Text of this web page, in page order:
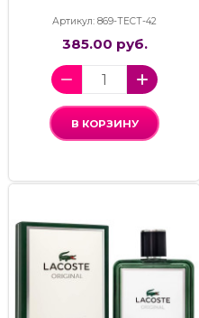
Артикул: 869-ТЕСТ-42
385.00 руб.
В КОРЗИНУ